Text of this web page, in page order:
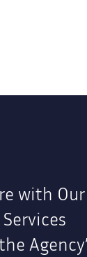
with Our